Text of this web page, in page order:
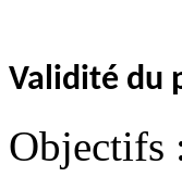
Validité du
Objectifs